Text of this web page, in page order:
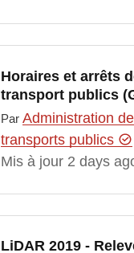
Horaires et arrêts
transport publics
Par Administration
transports publics
Mis à jour 2 days
LiDAR 2019 -